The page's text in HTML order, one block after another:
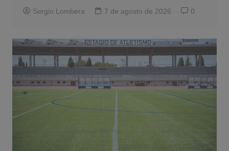
Sergio Lombera 7 de agosto de 2026 0